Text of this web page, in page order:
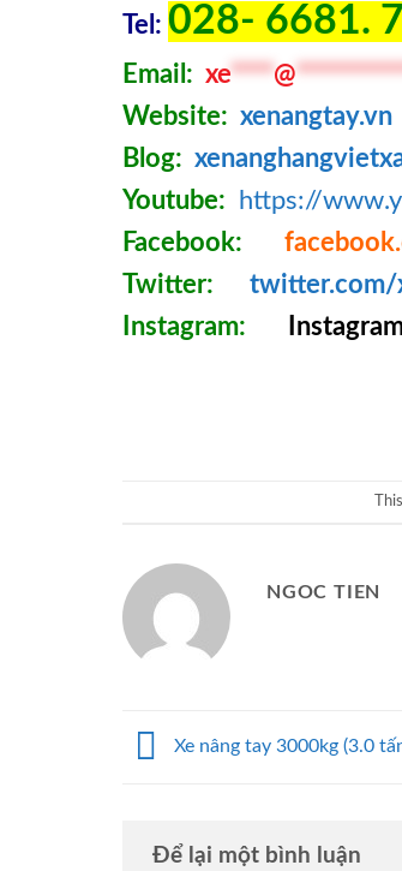
Tel: 028- 6681.
Email: xe****@
Website: xenangtay.vn
Blog:
Youtube:
https://
Facebook:
Twitter:
twitter.com/
Instagram:
NGOC TIEN
Xe nâng tay 3000kg (3.0
Để lại một bình luận